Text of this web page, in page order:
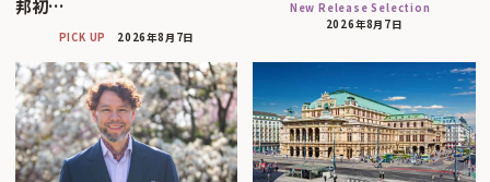
邦初…
PICK UP 2026年8月7日
New Release Selection
2026年8月7日